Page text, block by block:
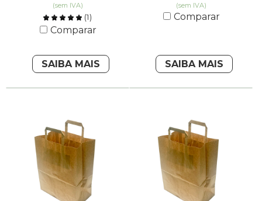
(sem IVA)
(1)
Comparar
SAIBA MAIS
(sem IVA)
Comparar
SAIBA MAIS